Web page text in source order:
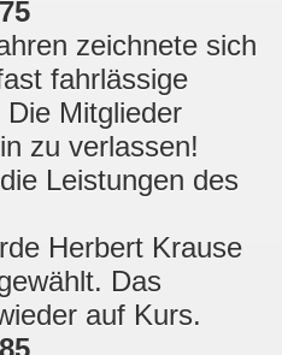
zeichnete sich
fahrlässige
Mitglieder
zu verlassen!
Leistungen des
Herbert Krause
Das
auf Kurs.